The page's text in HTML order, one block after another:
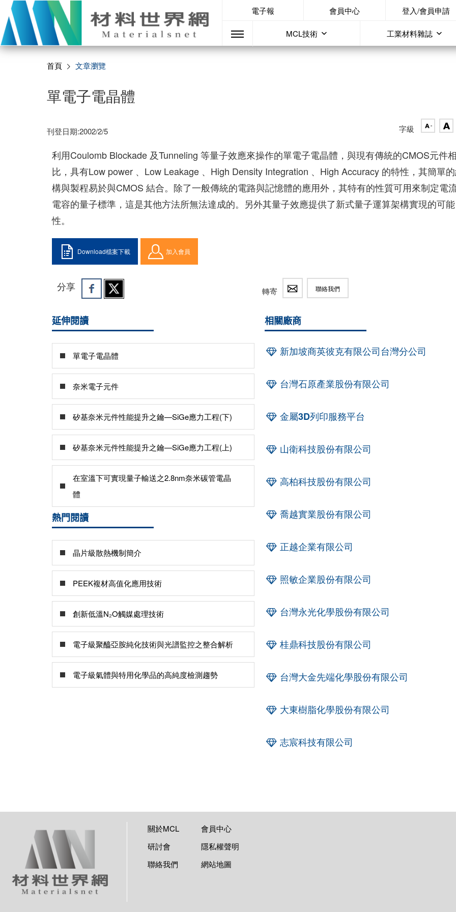
電子報 會員中心 登入/會員申請
MCL技術 工業材料雜誌
首頁 文章瀏覽
單電子電晶體
刊登日期:2002/2/5 字級
利用Coulomb Blockade 及Tunneling 等量子效應來操作的單電子電晶體，與現有傳統的CMOS元件
比，具有Low power 、Low Leakage 、High Density Integration 、High Accuracy 的特性，其簡單
構與製程易於與CMOS 結合。除了一般傳統的電路與記憶體的應用外，其特有的性質可用來制定電
電容的量子標準，這是其他方法所無法達成的。另外其量子效應提供了新式量子運算架構實現的可能
性。
Download檔案下載 加入會員
分享 轉寄 聯絡我們
延伸閱讀
單電子電晶體
奈米電子元件
矽基奈米元件性能提升之鑰—SiGe應力工程(下)
矽基奈米元件性能提升之鑰—SiGe應力工程(上)
在室溫下可實現量子輸送之2.8nm奈米碳管電晶
體
熱門閱讀
晶片級散熱機制簡介
PEEK複材高值化應用技術
創新低溫N₂O觸媒處理技術
電子級聚醯亞胺純化技術與光譜監控之整合解析
電子級氣體與特用化學品的高純度檢測趨勢
相關廠商
新加坡商英彼克有限公司台灣分公司
台灣石原產業股份有限公司
金屬3D列印服務平台
山衛科技股份有限公司
高柏科技股份有限公司
喬越實業股份有限公司
正越企業有限公司
照敏企業股份有限公司
台灣永光化學股份有限公司
桂鼎科技股份有限公司
台灣大金先端化學股份有限公司
大東樹脂化學股份有限公司
志宸科技有限公司
關於MCL
會員中心
研討會
隱私權聲明
聯絡我們
網站地圖